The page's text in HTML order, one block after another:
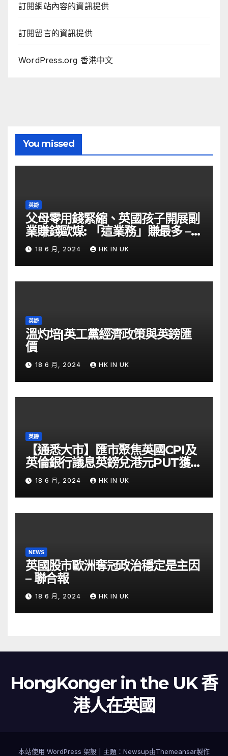
訂閱網站內容的資訊提供
訂閱留言的資訊提供
WordPress.org 香港中文
You missed
英鎊
父母零用錢緊縮、英國孩子開展副
業賺錢歐媒: 「這業務」賺最多 –
自由財經
18 6 月, 2024 HK IN UK
英鎊
溫灼培|英工黨經濟政策與英鎊匯
價
18 6 月, 2024 HK IN UK
英鎊
【通悉大市】匯市聚焦英國CPI及
英倫銀行議息英鎊兌港元PUT獲資
金留意 – Now 財經
18 6 月, 2024 HK IN UK
NEWS
英國股市歐洲奪冠政治穩定是主因
– 聯合報
18 6 月, 2024 HK IN UK
HongKonger in the UK 香
港人在英國
本站使用 WordPress 架設 主題： Newsup由Themeansar製作